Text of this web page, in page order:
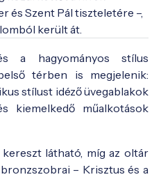
és Szent Pál tiszteletére –,
került át.
a hagyományos stílus
térben is megjelenik:
stílust idéző üvegablakok
kiemelkedő műalkotások
látható, míg az oltár
– Krisztus és a